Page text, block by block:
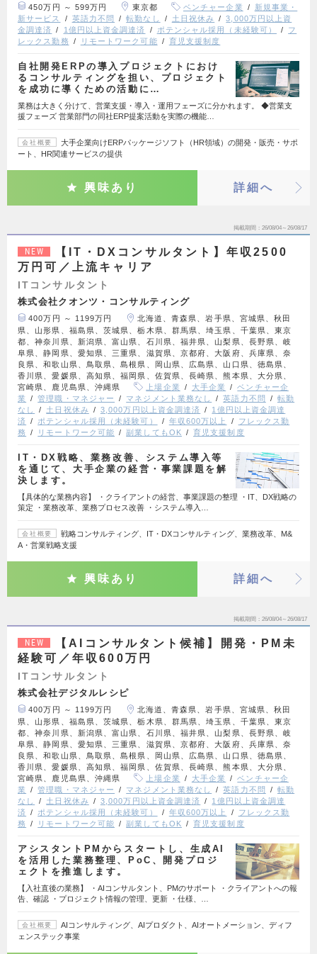
450万円 ～ 599万円 東京都 ベンチャー企業
新規事業・
新サービス
英語力不問 転勤なし 土日祝休み
3,000万円以上資
金調達済
1億円以上資金調達済 ポテンシャル採用（未経験可）
フ
レックス勤務
リモートワーク可能 育児支援制度
自社開発ERPの導入プロジェクトにおけ
るコンサルティングを担い、プロジェクト
を成功に導くための活動に…
業務は大きく分けて、営業支援・導入・運用フェーズに分かれます。 ◆営業支
援フェーズ 営業部門の同社ERP提案活動を実際の機能…
会社概要
大手企業向けERPパッケージソフト（HR領域）の開発・販売・サポ
ート、HR関連サービスの提供
興味あり 詳細へ
掲載期間 26/08/04～26/08/17
NEW
【IT・DXコンサルタント】年収2500
万円可／上流キャリア
ITコンサルタント
株式会社クオンツ・コンサルティング
400万円 ～ 1199万円
北海道、青森県、岩手県、宮城県、秋田
県、山形県、福島県、茨城県、栃木県、群馬県、埼玉県、千葉県、東京
都、神奈川県、新潟県、富山県、石川県、福井県、山梨県、長野県、岐
阜県、静岡県、愛知県、三重県、滋賀県、京都府、大阪府、兵庫県、奈
良県、和歌山県、鳥取県、島根県、岡山県、広島県、山口県、徳島県、
香川県、愛媛県、高知県、福岡県、佐賀県、長崎県、熊本県、大分県、
宮崎県、鹿児島県、沖縄県
上場企業 大手企業
ベンチャー企
業
管理職・マネジャー マネジメント業務なし 英語力不問
転勤
なし
土日祝休み 3,000万円以上資金調達済
1億円以上資金調達
済
ポテンシャル採用（未経験可） 年収600万以上
フレックス勤
務
リモートワーク可能 副業してもOK 育児支援制度
IT・DX戦略、業務改善、システム導入等
を通じて、大手企業の経営・事業課題を解
決します。
【具体的な業務内容】 ・クライアントの経営、事業課題の整理 ・IT、DX戦略の
策定 ・業務改革、業務プロセス改善 ・システム導入…
会社概要
戦略コンサルティング、IT・DXコンサルティング、業務改革、M&
A・営業戦略支援
興味あり 詳細へ
掲載期間 26/08/04～26/08/17
NEW
【AIコンサルタント候補】開発・PM未
経験可／年収600万円
ITコンサルタント
株式会社デジタルレシピ
400万円 ～ 1199万円
北海道、青森県、岩手県、宮城県、秋田
県、山形県、福島県、茨城県、栃木県、群馬県、埼玉県、千葉県、東京
都、神奈川県、新潟県、富山県、石川県、福井県、山梨県、長野県、岐
阜県、静岡県、愛知県、三重県、滋賀県、京都府、大阪府、兵庫県、奈
良県、和歌山県、鳥取県、島根県、岡山県、広島県、山口県、徳島県、
香川県、愛媛県、高知県、福岡県、佐賀県、長崎県、熊本県、大分県、
宮崎県、鹿児島県、沖縄県
上場企業 大手企業
ベンチャー企
業
管理職・マネジャー マネジメント業務なし 英語力不問
転勤
なし
土日祝休み 3,000万円以上資金調達済
1億円以上資金調達
済
ポテンシャル採用（未経験可） 年収600万以上
フレックス勤
務
リモートワーク可能 副業してもOK 育児支援制度
アシスタントPMからスタートし、生成AI
を活用した業務整理、PoC、開発プロジ
ェクトを推進します。
【入社直後の業務】 ・AIコンサルタント、PMのサポート ・クライアントへの報
告、確認 ・プロジェクト情報の管理、更新 ・仕様、…
会社概要
AIコンサルティング、AIプロダクト、AIオートメーション、ディフ
ェンステック事業